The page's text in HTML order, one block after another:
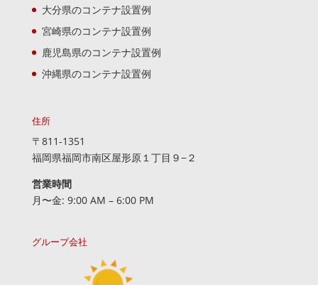
大分県のコンテナ設置例
宮崎県のコンテナ設置例
鹿児島県のコンテナ設置例
沖縄県のコンテナ設置例
住所
〒811-1351
福岡県福岡市南区屋形原１丁目９−２
営業時間
月〜金: 9:00 AM – 6:00 PM
グループ会社